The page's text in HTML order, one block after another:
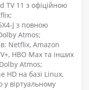
TV 11 з офіційною
J з повною
Atmos;
Netflix, Amazon
HBO Max та інших
Atmos;
HD на базі Linux,
у віртуальному